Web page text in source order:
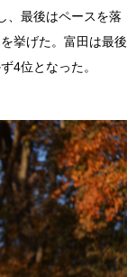
、最後はペースを落
挙げた。富田は最後
4位となった。